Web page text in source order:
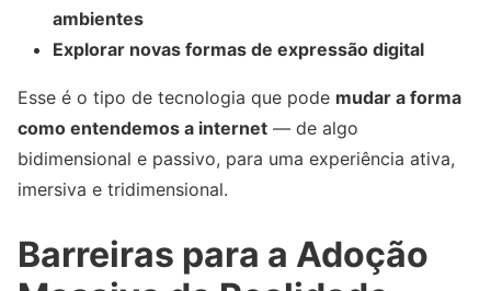
ambientes
Explorar novas formas de expressão digital
Esse é o tipo de tecnologia que pode mudar a forma
como entendemos a internet — de algo
bidimensional e passivo, para uma experiência ativa,
imersiva e tridimensional.
Barreiras para a Adoção